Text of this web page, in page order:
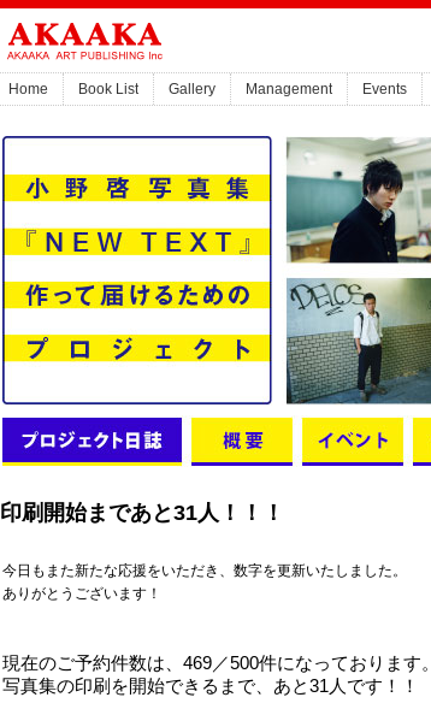
Home Book List Gallery Management Events
印刷開始まであと31人！！！
今日もまた新たな応援をいただき、数字を更新いたしました。
ありがとうございます！
現在のご予約件数は、469／500件になっております。
写真集の印刷を開始できるまで、あと31 人です！！